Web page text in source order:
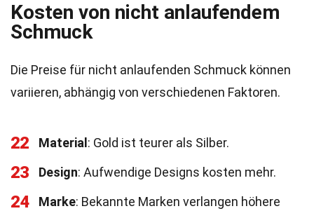
Kosten von nicht anlaufendem
Schmuck
Die Preise für nicht anlaufenden Schmuck können
variieren, abhängig von verschiedenen Faktoren.
22 Material : Gold ist teurer als Silber.
23 Design: Aufwendige Designs kosten mehr.
24 Marke: Bekannte Marken verlangen höhere